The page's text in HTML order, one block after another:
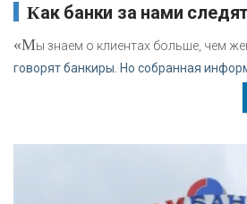
Как банки за нами
«Мы знаем о клиентах больше, чем
говорят банкиры. Но собранная